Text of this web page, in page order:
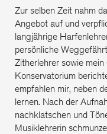
Zur selben Zeit nahm
Angebot auf und
langjährige
persönliche
Zitherlehrer sowie
Konservatorium
empfahlen mir, neben
lernen. Nach der
nachklatschen und
Musiklehrerin